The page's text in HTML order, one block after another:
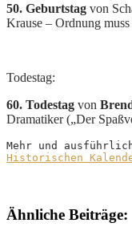
50. Geburtstag von
Krause – Ordnung
Todestag:
60. Todestag von
Dramatiker („Der
Historischen
Ähnliche Beiträge: